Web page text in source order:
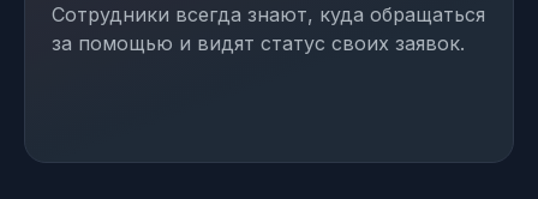
Сотрудники всегда знают, куда обращаться
за помощью и видят статус своих заявок.